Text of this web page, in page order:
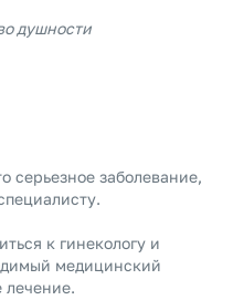
душности
серьезное заболевание,
к гинекологу и
медицинский
лечение.